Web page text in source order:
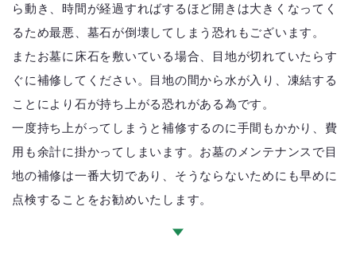
ら動き、時間が経過すればするほど開きは大きくなってく
るため最悪、墓石が倒壊してしまう恐れもございます。
またお墓に床石を敷いている場合、目地が切れていたらす
ぐに補修してください。目地の間から水が入り、凍結する
ことにより石が持ち上がる恐れがある為です。
一度持ち上がってしまうと補修するのに手間もかかり、費
用も余計に掛かってしまいます。お墓のメンテナンスで目
地の補修は一番大切であり、そうならないためにも早めに
点検することをお勧めいたします。